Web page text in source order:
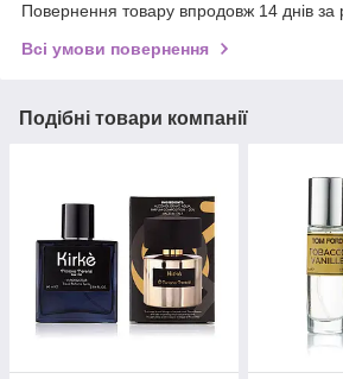
Повернення товару впродовж 14 днів за
Всі умови повернення
Подібні товари компанії